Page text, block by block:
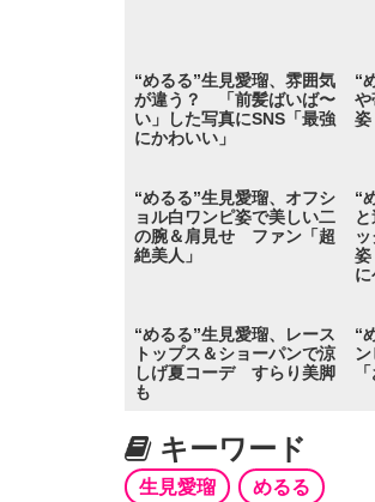
“めるる”生見愛瑠、雰囲気
が違う？ 「前髪ばいば〜
い」した写真にSNS「最強
にかわいい」
“
や
姿
“めるる”生見愛瑠、オフシ
ョル白ワンピ姿で美しい二
の腕＆肩見せ ファン「超
絶美人」
“
“めるる”生見愛瑠、レース
トップス＆ショーパンで涼
しげ夏コーデ すらり美脚
も
“
キーワード
生見愛瑠 めるる